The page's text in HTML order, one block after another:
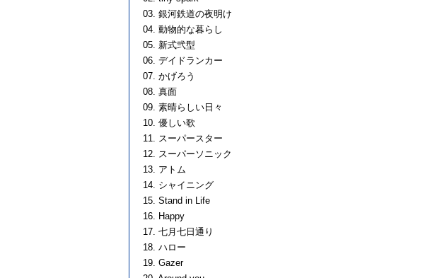
03. 銀河鉄道の夜明け
04. 動物的な暮らし
05. 新式弐型
06. デイドランカー
07. かげろう
08. 真面
09. 素晴らしい日々
10. 優しい歌
11. スーパースター
12. スーパーソニック
13. アトム
14. シャイニング
15. Stand in Life
16. Happy
17. 七月七日通り
18. ハロー
19. Gazer